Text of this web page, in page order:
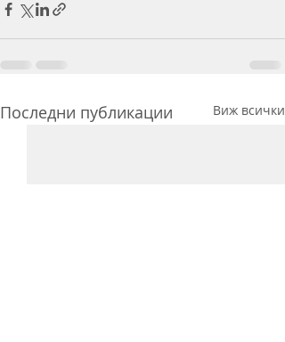
Последни публикации Виж всички